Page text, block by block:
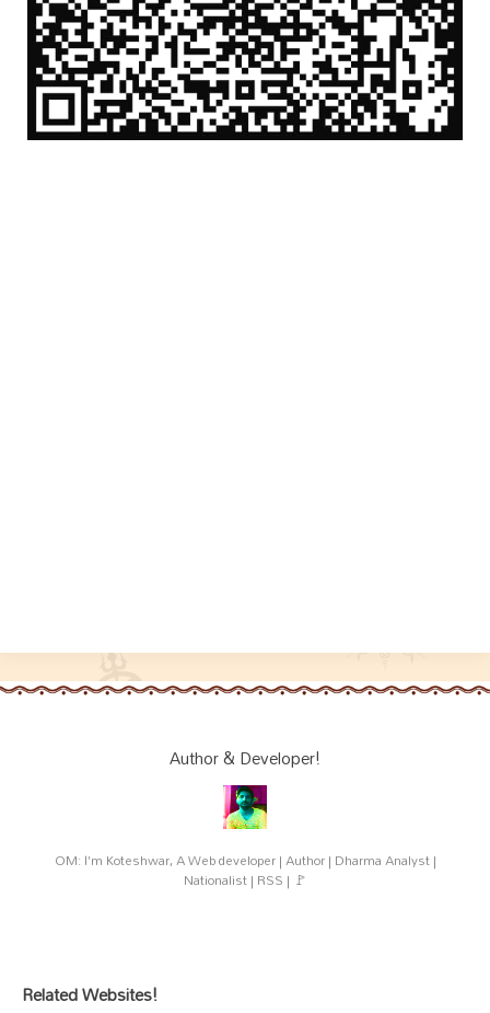
Author & Developer!
OM: I'm Koteshwar, A Web developer | Author | Dharma Analyst |
Nationalist | RSS | 🚩
Related Websites!